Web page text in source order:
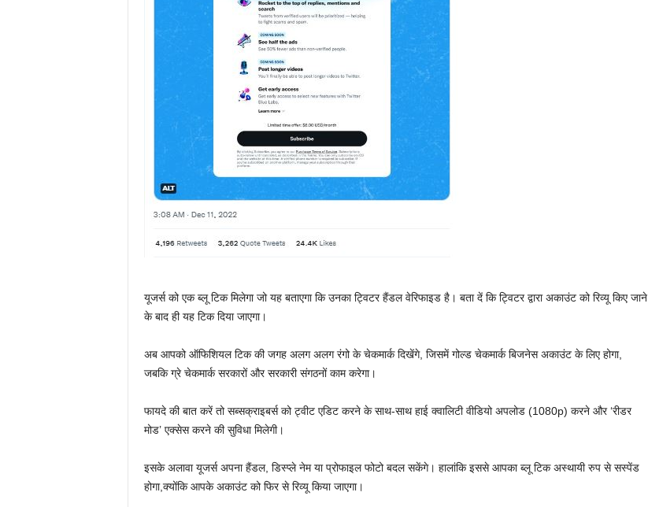
यूजर्स को एक ब्लू टिक मिलेगा जो यह बताएगा कि उनका ट्विटर हैंडल वेरिफाइड है। बता दें कि ट्विटर द्वारा अकाउंट को रिव्यू किए जाने
के बाद ही यह टिक दिया जाएगा।
अब आपको ऑफिशियल टिक की जगह अलग अलग रंगो के चेकमार्क दिखेंगे, जिसमें गोल्ड चेकमार्क बिजनेस अकाउंट के लिए होगा,
जबकि ग्रे चेकमार्क सरकारों और सरकारी संगठनों काम करेगा।
फायदे की बात करें तो सब्सक्राइबर्स को ट्वीट एडिट करने के साथ-साथ हाई क्वालिटी वीडियो अपलोड (1080p) करने और ‘रीडर
मोड’ एक्सेस करने की सुविधा मिलेगी।
इसके अलावा यूजर्स अपना हैंडल, डिस्प्ले नेम या प्रोफाइल फोटो बदल सकेंगे। हालांकि इससे आपका ब्लू टिक अस्थायी रुप से सस्पेंड
होगा,क्योंकि आपके अकाउंट को फिर से रिव्यू किया जाएगा।